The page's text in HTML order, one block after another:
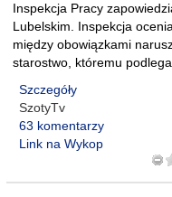
Inspekcja Pracy
Lubelskim. Inspekcja
między obowiązkami
starostwo, któremu
Szczegóły
SzotyTv
63 komentarzy
Link na Wykop